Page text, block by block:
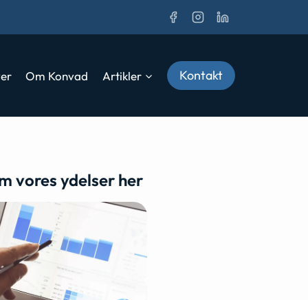
Om Konvad Artikler Kontakt
vores ydelser her